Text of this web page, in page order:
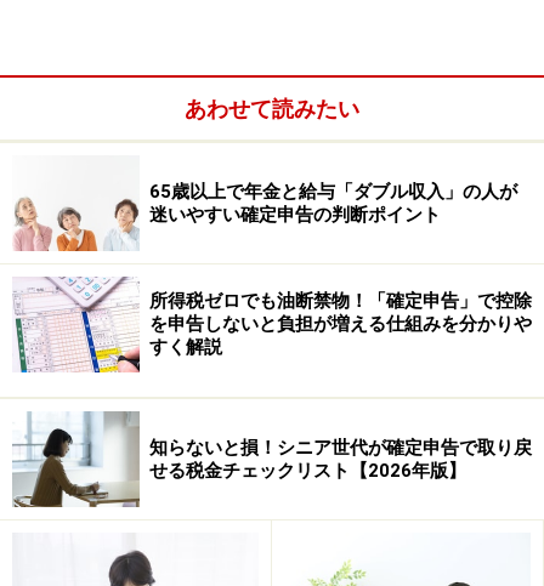
▼譲渡所得の明細書のダウンロードはこちら （リンク先
は国税庁ウェブサイト）
譲渡所得の内訳書（確定申告書付表兼計算明細書）【土
地・建物用1】
譲渡所得の内訳書（確定申告書付表兼計算明細書）【土
地・建物用2】
▼今回の事例
国税庁「平成29年分譲渡所得の申告のしかた（記載例）
土地や建物をお売りになった場合」
買い換えない場合》」を参考にします。
あわせて読みたい
65歳以上で年金と給与「ダブル収入」の人が
迷いやすい確定申告の判断ポイント
所得税ゼロでも油断禁物！「確定申告」で控除
を申告しないと負担が増える仕組みを分かりや
すく解説
知らないと損！シニア世代が確定申告で取り戻
せる税金チェックリスト【2026年版】